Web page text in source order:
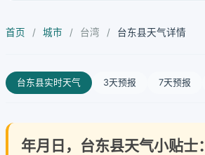
首页 / 城市 / 台湾 / 台东县天气详情
台东县实时天气 3天预报 7天预报
年月日，台东县天气小贴士：